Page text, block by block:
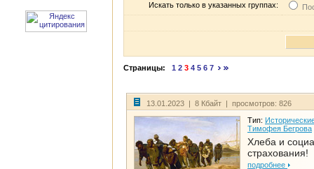
Искать только в указанных группах:
Страницы: 1 2 3 4 5 6 7
13.01.2023 | 8 Кбайт | просмотров: 826
Тип:
Тимофея Бегрова
Хлеба и
страхования!
подробнее